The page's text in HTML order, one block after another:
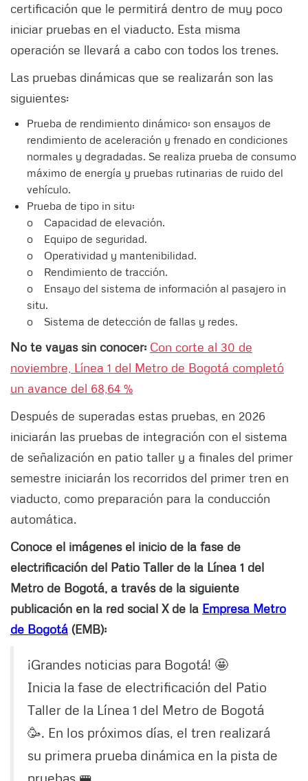
certificación que le permitirá dentro de muy poco
iniciar pruebas en el viaducto. Esta misma
operación se llevará a cabo con todos los trenes.
Las pruebas dinámicas que se realizarán son las
siguientes:
Prueba de rendimiento dinámico: son ensayos de
rendimiento de aceleración y frenado en condiciones
normales y degradadas. Se realiza prueba de consumo
máximo de energía y pruebas rutinarias de ruido del
vehículo.
Prueba de tipo in situ:
o Capacidad de elevación.
o Equipo de seguridad.
o Operatividad y mantenibilidad.
o Rendimiento de tracción.
o Ensayo del sistema de información al pasajero in
situ.
o Sistema de detección de fallas y redes.
No te vayas sin conocer: Con corte al 30 de
noviembre, Línea 1 del Metro de Bogotá completó
un avance del 68,64 %
Después de superadas estas pruebas, en 2026
iniciarán las pruebas de integración con el sistema
de señalización en patio taller y a finales del primer
semestre iniciarán los recorridos del primer tren en
viaducto, como preparación para la conducción
automática.
Conoce el imágenes el inicio de la fase de
electrificación del Patio Taller de la Línea 1 del
Metro de Bogotá, a través de la siguiente
publicación en la red social X de la Empresa Metro
de Bogotá (EMB):
¡Grandes noticias para Bogotá! 🤩
Inicia la fase de electrificación del Patio
Taller de la Línea 1 del Metro de Bogotá
🥳. En los próximos días, el tren realizará
su primera prueba dinámica en la pista de
pruebas 🚝.